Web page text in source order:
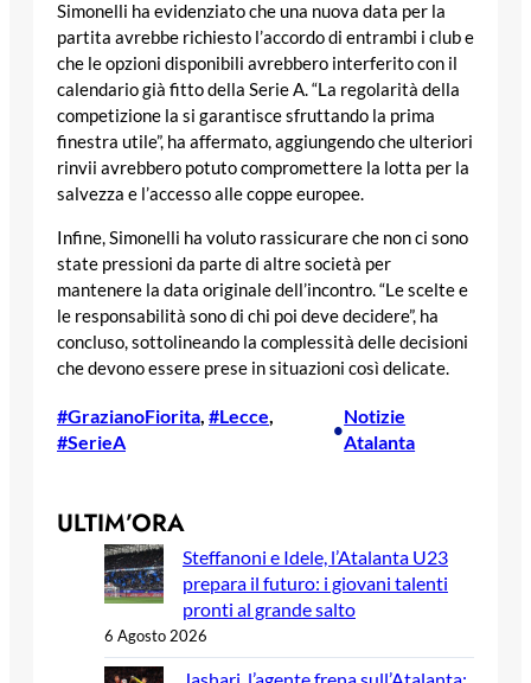
Simonelli ha evidenziato che una nuova data per la
partita avrebbe richiesto l’accordo di entrambi i club e
che le opzioni disponibili avrebbero interferito con il
calendario già fitto della Serie A. “La regolarità della
competizione la si garantisce sfruttando la prima
finestra utile”, ha affermato, aggiungendo che ulteriori
rinvii avrebbero potuto compromettere la lotta per la
salvezza e l’accesso alle coppe europee.
Infine, Simonelli ha voluto rassicurare che non ci sono
state pressioni da parte di altre società per
mantenere la data originale dell’incontro. “Le scelte e
le responsabilità sono di chi poi deve decidere”, ha
concluso, sottolineando la complessità delle decisioni
che devono essere prese in situazioni così delicate.
#GrazianoFiorita, #Lecce
#SerieA
•
Notizie
Atalanta
ULTIM’ORA
Steffanoni e Idele, l’Atalanta U23
prepara il futuro: i giovani talenti
pronti al grande salto
6 Agosto 2026